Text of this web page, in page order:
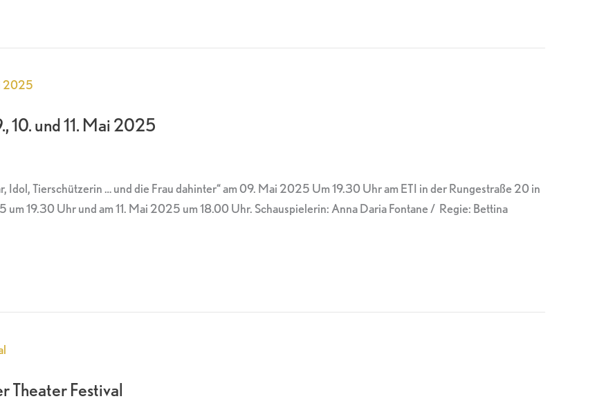
10. und 11. Mai 2025
Idol, Tierschützerin … und die Frau dahinter“ am 09. Mai 2025 Um 19.30 Uhr am ETI in der Rungestraße 20 in
19.30 Uhr und am 11. Mai 2025 um 18.00 Uhr. Schauspielerin: Anna Daria Fontane / Regie: Bettina
Theater Festival